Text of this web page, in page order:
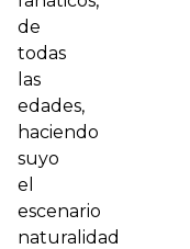
de
todas
las
edades,
haciendo
suyo
el
escenario
naturalidad